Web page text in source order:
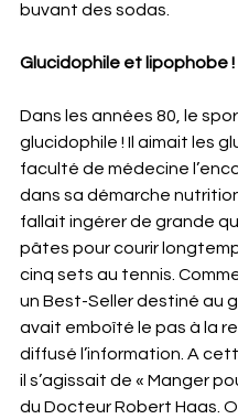
buvant des sodas.
Glucidophile et lipophobe !
Dans les années 80, le
glucidophile ! Il aimait les
faculté de médecine
dans sa démarche
fallait ingérer de grande
pâtes pour courir
cinq sets au tennis.
un Best-Seller destiné au
avait emboîté le pas à la
diffusé l’information. A
il s’agissait de « Manger
du Docteur Robert Haas.